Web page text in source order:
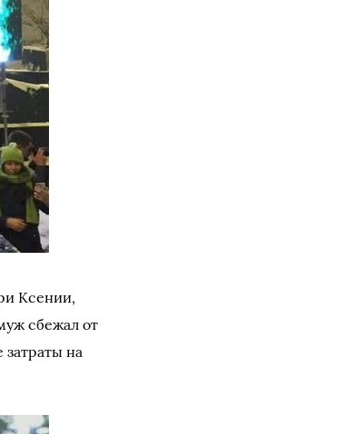
Ксении,
сбежал от
на